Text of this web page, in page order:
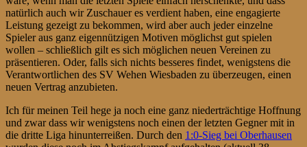
natürlich auch wir Zuschauer es verdient haben, eine engagierte
Leistung gezeigt zu bekommen, wird aber auch jeder einzelne
Spieler aus ganz eigennützigen Motiven möglichst gut spielen
wollen – schließlich gilt es sich möglichen neuen Vereinen zu
präsentieren. Oder, falls sich nichts besseres findet, wenigstens die
Verantwortlichen des SV Wehen Wiesbaden zu überzeugen, einen
neuen Vertrag anzubieten.
Ich für meinen Teil hege ja noch eine ganz niederträchtige Hoffnung
und zwar dass wir wenigstens noch einen der letzten Gegner mit in
die dritte Liga hinunterreißen. Durch den 1:0-Sieg bei Oberhausen